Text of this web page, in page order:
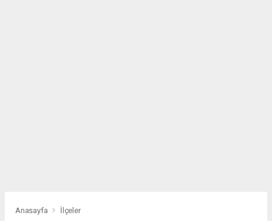
Anasayfa İlçeler